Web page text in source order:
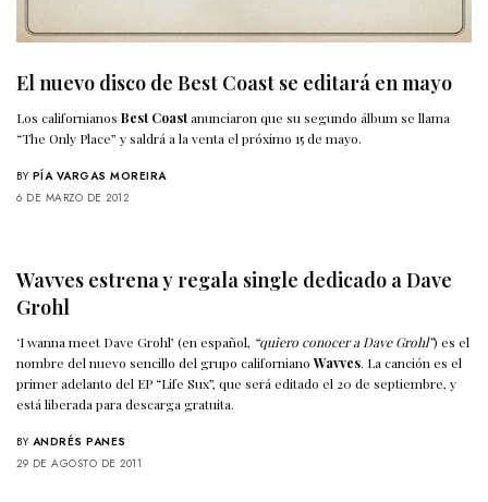
El nuevo disco de Best Coast se editará en mayo
Los californianosBest Coastanunciaron que su segundo álbum se llama
“The Only Place” y saldrá a la venta el próximo 15 de mayo.
BY PÍA VARGAS MOREIRA
6 DE MARZO DE 2012
Wavves estrena y regala single dedicado a Dave
Grohl
‘I wanna meet Dave Grohl’ (en español, “quiero conocer a Dave Grohl”) es el
nombre del nuevo sencillo del grupo californianoWavves. La canción es el
primer adelanto del EP “Life Sux”, que será editado el 20 de septiembre, y
está liberada para descarga gratuita.
BY ANDRÉS PANES
29 DE AGOSTO DE 2011